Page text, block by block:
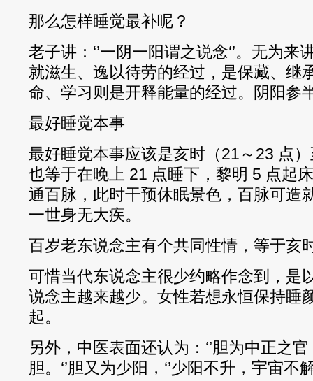
那么怎样睡觉最补呢？
老子讲：‘’一阴一阳谓之说念‘’。无为
就滋生、逸以待劳的经过，是保藏、继
命、学习则是开释能量的经过。阴阳参
最好睡觉本事
最好睡觉本事应该是亥时（21～23 点
也等于在晚上 21 点睡下，黎明 5 点起
通百脉，此时干预休眠景色，百脉可造
一世身无大疾。
百岁老东说念主有个共同性情，等于亥
可惜当代东说念主很少约略作念到，是
说念主越来越少。女性若想永恒保持睡
起。
另外，中医表面还认为：‘’胆为中正之
胆。‘’胆又为少阳，‘’少阳不升，宇宙不解